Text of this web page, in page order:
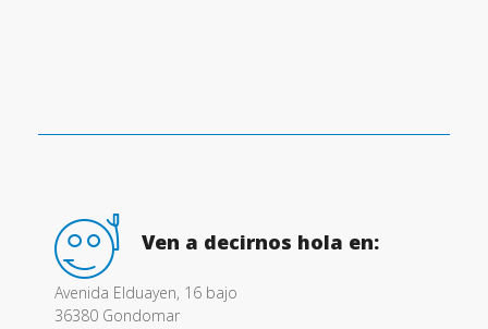
Ven a decirnos hola en:
Avenida Elduayen, 16 bajo
36380 Gondomar